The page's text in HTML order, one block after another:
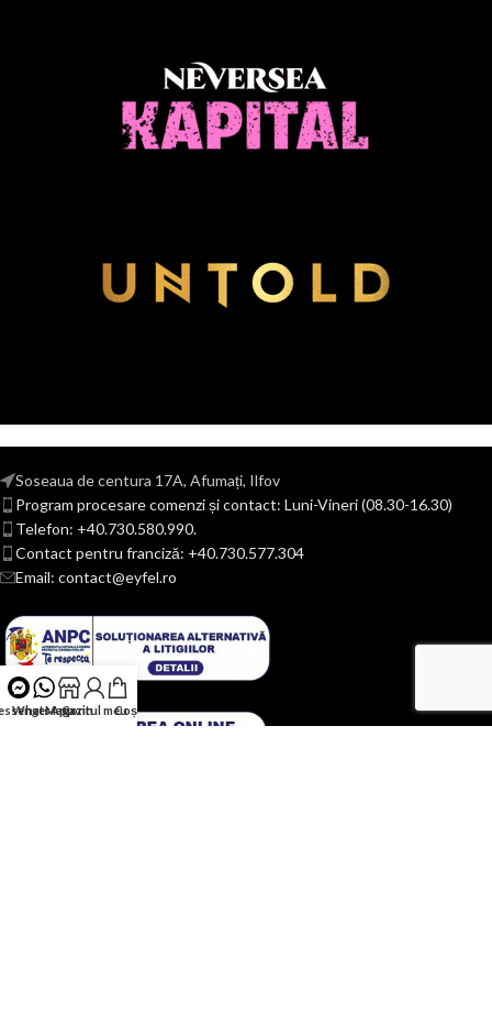
Soseaua de centura 17A, Afumați, Ilfov
Program procesare comenzi și contact: Luni-Vineri (08.30-16.30)
Telefon: +40.730.580.990.
Contact pentru franciză: +40.730.577.304
Email: contact@eyfel.ro
WhatsApp
Magazin
Contul meuCoș